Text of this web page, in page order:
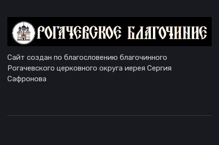
Сайт создан по благословению благочинного
Рогачевского церковного округа иерея Сергия
Сафронова